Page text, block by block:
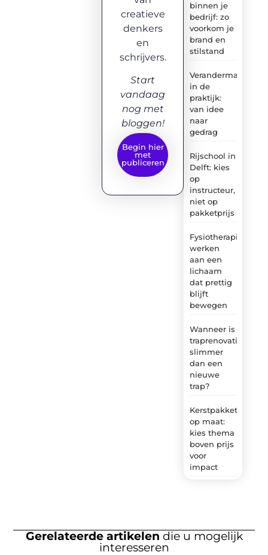
binnen je
bedrijf: zo
voorkom je
brand en
stilstand
in de
praktijk:
van idee
naar
gedrag
Rijschool in
Delft: kies
op
instructeur,
niet op
pakketprijs
Fysiotherapie:
werken
aan een
lichaam
dat prettig
blijft
bewegen
Wanneer is
traprenovatie
slimmer
dan een
nieuwe
trap?
Kerstpakket
op maat:
kies thema
boven prijs
voor
impact
creatieve
denkers
en
schrijvers.
Start
vandaag
nog met
bloggen!
Begin hier
met
publiceren
Gerelateerde artikelen die u mogelijk
interesseren